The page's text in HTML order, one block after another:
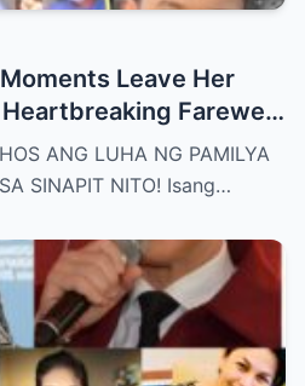
Leave Her
Farewell
Nation as the Truth
Last Days Is Finally
Fans Across the
the World.
ANG LUHA NG PAMILYA
SINAPIT NITO! Isang…